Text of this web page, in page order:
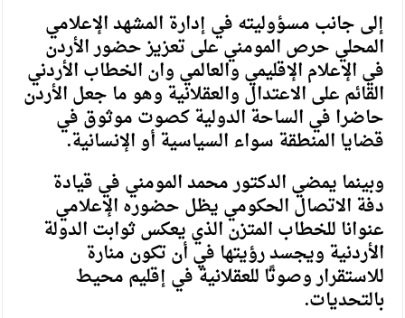
إلى جانب مسؤوليته في إدارة المشهد الإعلامي
المحلي حرص المومني على تعزيز حضور الأردن
في الإعلام الإقليمي والعالمي وان الخطاب الأردني
القائم على الاعتدال والعقلانية وهو ما جعل الأردن
حاضرا في الساحة الدولية كصوت موثوق في
قضايا المنطقة سواء السياسية أو الإنسانية.
وبينما يمضي الدكتور محمد المومني في قيادة
دفة الاتصال الحكومي يظل حضوره الإعلامي
عنوانا للخطاب المتزن الذي يعكس ثوابت الدولة
الأردنية ويجسد رؤيتها في أن تكون منارة
للاستقرار وصوتًا للعقلانية في إقليم محيط
بالتحديات.